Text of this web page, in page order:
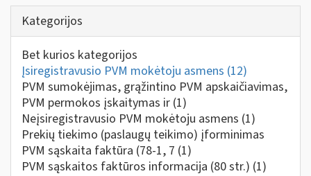
Kategorijos
Bet kurios kategorijos
Įsiregistravusio PVM mokėtoju asmens (12)
PVM sumokėjimas, grąžintino PVM apskaičiavimas,
PVM permokos įskaitymas ir (1)
Neįsiregistravusio PVM mokėtoju asmens (1)
Prekių tiekimo (paslaugų teikimo) įforminimas
PVM sąskaita faktūra (78-1, 7 (1)
PVM sąskaitos faktūros informacija (80 str.) (1)